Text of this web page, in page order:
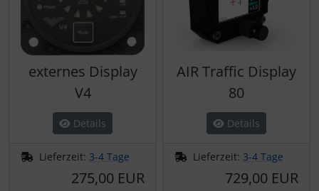
externes Display
V4
Details
Lieferzeit: 3-4 Tage
275,00 EUR
AIR Traffic Display
80
Details
Lieferzeit: 3-4 Tage
729,00 EUR